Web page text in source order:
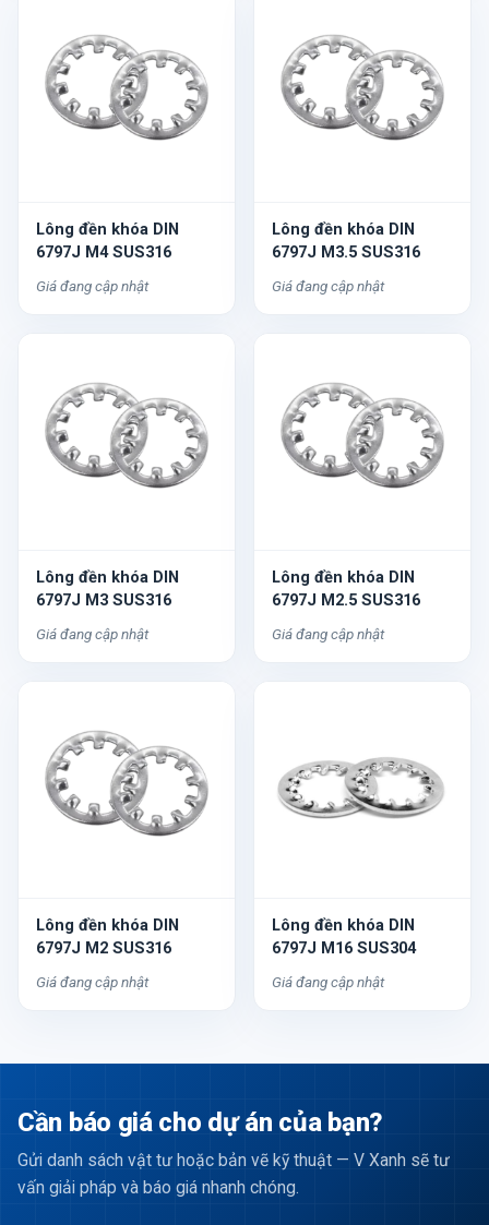
Lông đền khóa DIN
6797J M4 SUS316
Giá đang cập nhật
Lông đền khóa DIN
6797J M3.5 SUS316
Giá đang cập nhật
Lông đền khóa DIN
6797J M3 SUS316
Giá đang cập nhật
Lông đền khóa DIN
6797J M2.5 SUS316
Giá đang cập nhật
Lông đền khóa DIN
6797J M2 SUS316
Giá đang cập nhật
Lông đền khóa DIN
6797J M16 SUS304
Giá đang cập nhật
Cần báo giá cho dự án của bạn?
Gửi danh sách vật tư hoặc bản vẽ kỹ thuật — V Xanh sẽ tư
vấn giải pháp và báo giá nhanh chóng.